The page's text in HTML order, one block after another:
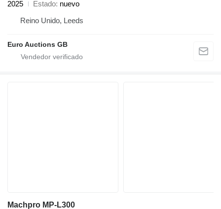
2025
Estado nuevo
Reino Unido, Leeds
Euro Auctions GB
Machpro MP-L300